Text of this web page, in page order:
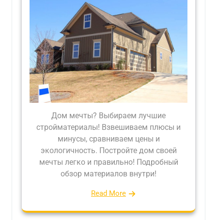
Дом мечты? Выбираем лучшие
стройматериалы! Взвешиваем плюсы и
минусы, сравниваем цены и
экологичность. Постройте дом своей
мечты легко и правильно! Подробный
обзор материалов внутри!
Read More